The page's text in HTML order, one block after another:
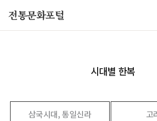
전통문화포털
시대별 한복
삼국시대, 통일신라 고